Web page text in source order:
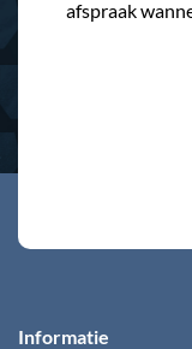
afspraak
Informatie